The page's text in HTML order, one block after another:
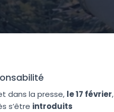
dans la presse, le 17 février,
s’être introduits